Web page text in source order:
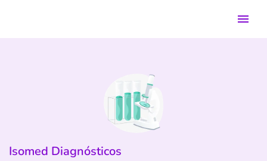
Isomed Diagnósticos